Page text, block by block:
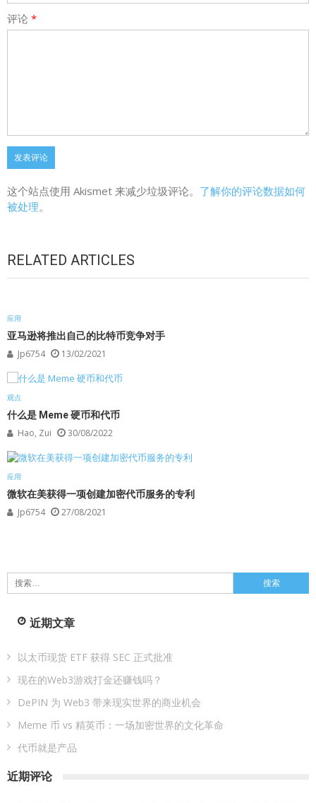
评论 *
这个站点使用 Akismet 来减少垃圾评论。 了解你的评论数据如何
被处理。
RELATED ARTICLES
应用
亚马逊将推出自己的比特币竞争对手
Jp6754 13/02/2021
观点
什么是 Meme 硬币和代币
Hao, Zui 30/08/2022
应用
微软在美获得一项创建加密代币服务的专利
Jp6754 27/08/2021
搜
索：
近期文章
以太币现货 ETF 获得 SEC 正式批准
现在的Web3游戏打金还赚钱吗？
DePIN 为 Web3 带来现实世界的商业机会
Meme 币 vs 精英币：一场加密世界的文化革命
代币就是产品
近期评论